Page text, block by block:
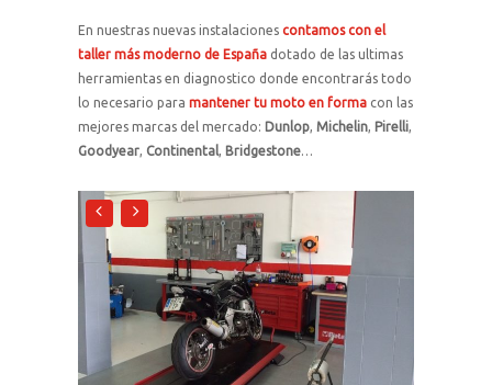
En nuestras nuevas instalacionescontamos con el
taller más moderno de España dotado de las ultimas
herramientas en diagnostico donde encontrarás todo
lo necesario paramantener tu moto en forma con las
mejores marcas del mercado: Dunlop,Michelin, Pirelli,
Goodyear, Continental, Bridgestone…